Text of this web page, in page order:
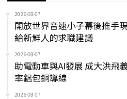
2026-08-07
開放世界音速小子幕後推手
給新鮮人的求職建議
2026-08-07
助電動車與AI發展 成大洪飛
率鋁包銅導線
2026-08-07